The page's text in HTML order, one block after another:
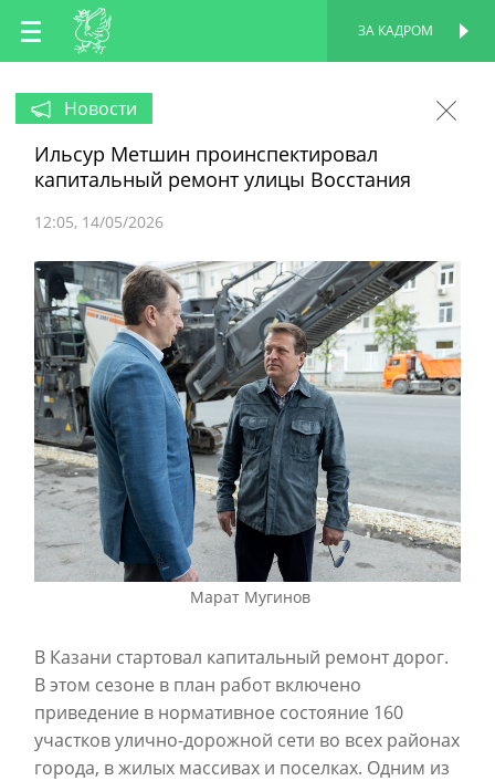
RU
EN
ЗА КАДРОМ
Новости
Ильсур Метшин проинспектировал
капитальный ремонт улицы Восстания
12:05 14/05/2026
Марат Мугинов
В Казани стартовал капитальный ремонт дорог.
В этом сезоне в план работ включено
приведение в нормативное состояние 160
участков улично-дорожной сети во всех районах
города, в жилых массивах и поселках. Одним из
ПЕРСОНАЛЬНАЯ